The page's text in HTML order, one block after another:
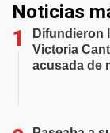
Noticias
Difundieron
Victoria
acusada de